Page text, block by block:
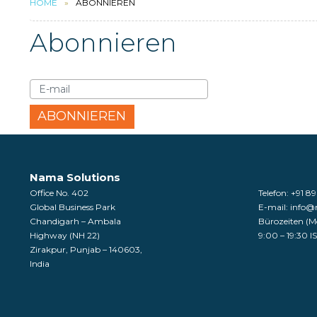
HOME ABONNIEREN
Abonnieren
Nama Solutions
Office No. 402
Global Business Park
Chandigarh – Ambala
Highway (NH 22)
Zirakpur, Punjab – 140603,
India
Telefon: +91
E-mail:
Bürozeiten
9:00 – 19:30